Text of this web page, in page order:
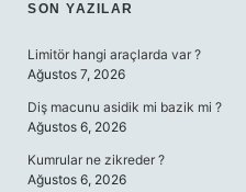
SIDEBAR
SON YAZILAR
Limitör hangi araçlarda var ?
Ağustos 7, 2026
Diş macunu asidik mi bazik mi ?
Ağustos 6, 2026
Kumrular ne zikreder ?
Ağustos 6, 2026